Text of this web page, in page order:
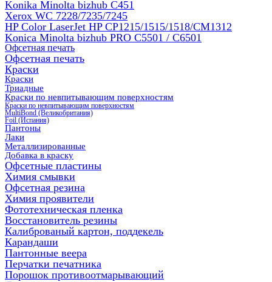
Konika Minolta bizhub C451
Xerox WC 7228/7235/7245
HP Color LaserJet HP CP1215/1515/1518/CM1312
Konica Minolta bizhub PRO С5501 / С6501
Офсетная печать
Офсетная печать
Краски
Краски
Триадные
Краски по невпитывающим поверхностям
Краски по невпитывающим поверхностям
MultiBond (Великобритания)
Foil (Испания)
Пантоны
Лаки
Металлизированные
Добавка в краску
Офсетные пластины
Химия смывки
Офсетная резина
Химия проявители
Фототехническая пленка
Восстановитель резины
Калиброваный картон, поддекель
Карандаши
Пантонные веера
Перчатки печатника
Порошок противоотмарывающий